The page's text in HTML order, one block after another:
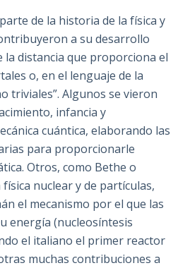
de la historia de la física y
a su desarrollo
la distancia que proporciona el
o, en el lenguaje de la
triviales”. Algunos se vieron
infancia y
cuántica, elaborando las
para proporcionarle
Otros, como Bethe o
nuclear y de partículas,
el mecanismo por el que las
energía (nucleosíntesis
el italiano el primer reactor
muchas contribuciones a